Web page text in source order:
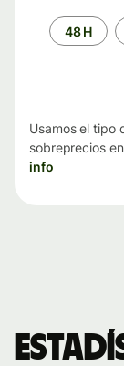
Periodo48 H
Usamos el tipo
sobreprecios
info